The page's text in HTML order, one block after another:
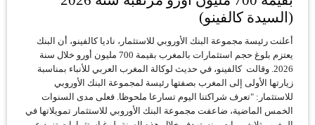
(السيدة كالفينو)
أعلنت رئيسة مجموعة البنك الأوروبي للاستثمار، ناديا كالفينو، أن البنك
يعتزم بلوغ حجم استثمارات بالمغرب بقيمة 700 مليون أورو خلال سنة
2026. وقالت كالفينو، في حديث لوكالة المغرب العربي للأنباء بمناسبة
زيارتها الأولى إلى المغرب بصفتها رئيسة لمجموعة البنك الأوروبي
للاستثمار: "تعرف شراكتنا اليوم تسارعا ملحوظا. فعلى مدى السنوات
الخمس الماضية، ضاعفت مجموعة البنك الأوروبي للاستثمار تمويلاتها في